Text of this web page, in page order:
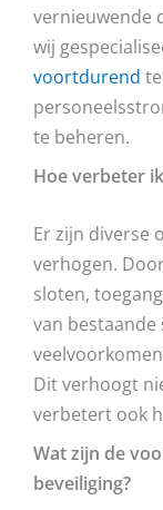
vernieuwende
wij
voortdurend
te beheren.
Hoe verbeter
Er zijn diverse
verhogen.
sloten,
van
Dit verhoogt
verbetert ook
Wat zijn de
beveiliging?